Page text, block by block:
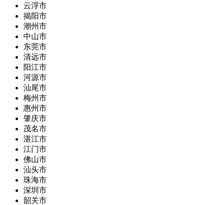
云浮市
揭阳市
潮州市
中山市
东莞市
清远市
阳江市
河源市
汕尾市
梅州市
惠州市
肇庆市
茂名市
湛江市
江门市
佛山市
汕头市
珠海市
深圳市
韶关市